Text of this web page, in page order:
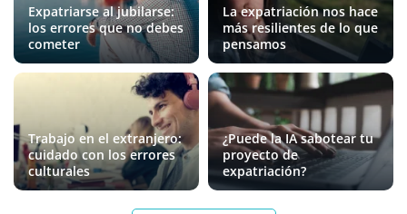
Expatriarse al jubilarse:
los errores que no debes
cometer
La expatriación nos hace
más resilientes de lo que
pensamos
Trabajo en el extranjero:
cuidado con los errores
culturales
¿Puede la IA sabotear tu
proyecto de
expatriación?